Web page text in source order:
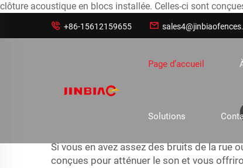
clôture acoustique en blocs installée. Celles-ci sont
 +86-15612159655 
Page d’accueil
Solutions
Si vous en avez assez des bruits de la rue
conçues pour atténuer le son et vous